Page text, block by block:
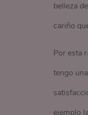
belleza
cariño
Por esta
tengo
ejemplo